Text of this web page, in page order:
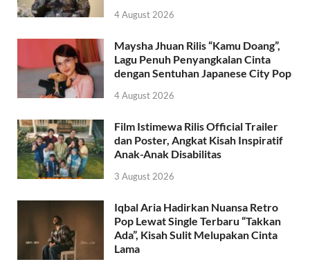
4 August 2026
Maysha Jhuan Rilis “Kamu Doang”,
Lagu Penuh Penyangkalan Cinta
dengan Sentuhan Japanese City Pop
4 August 2026
Film Istimewa Rilis Official Trailer
dan Poster, Angkat Kisah Inspiratif
Anak-Anak Disabilitas
3 August 2026
Iqbal Aria Hadirkan Nuansa Retro
Pop Lewat Single Terbaru “Takkan
Ada”, Kisah Sulit Melupakan Cinta
Lama